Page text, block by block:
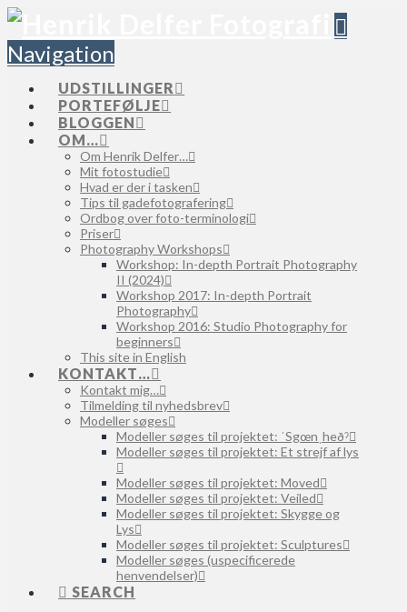
Navigation
UDSTILLINGER
PORTEFØLJE
BLOGGEN
OM…
Om Henrik Delfer…
Mit fotostudie
Hvad er der i tasken
Tips til gadefotografering
Ordbog over foto-terminologi
Priser
Photography Workshops
Workshop: In-depth Portrait Photography
II (2024)
Workshop 2017: In-depth Portrait
Photography
Workshop 2016: Studio Photography for
beginners
This site in English
KONTAKT…
Kontakt mig…
Tilmelding til nyhedsbrev
Modeller søges
Modeller søges til projektet: ˈSgœnˌheðˀ
Modeller søges til projektet: Et strejf af lys
Modeller søges til projektet: Moved
Modeller søges til projektet: Veiled
Modeller søges til projektet: Skygge og
Lys
Modeller søges til projektet: Sculptures
Modeller søges (uspecificerede
henvendelser)
SEARCH